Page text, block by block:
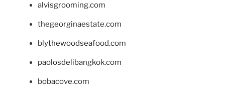
alvisgrooming.com
thegeorginaestate.com
blythewoodseafood.com
paolosdelibangkok.com
bobacove.com